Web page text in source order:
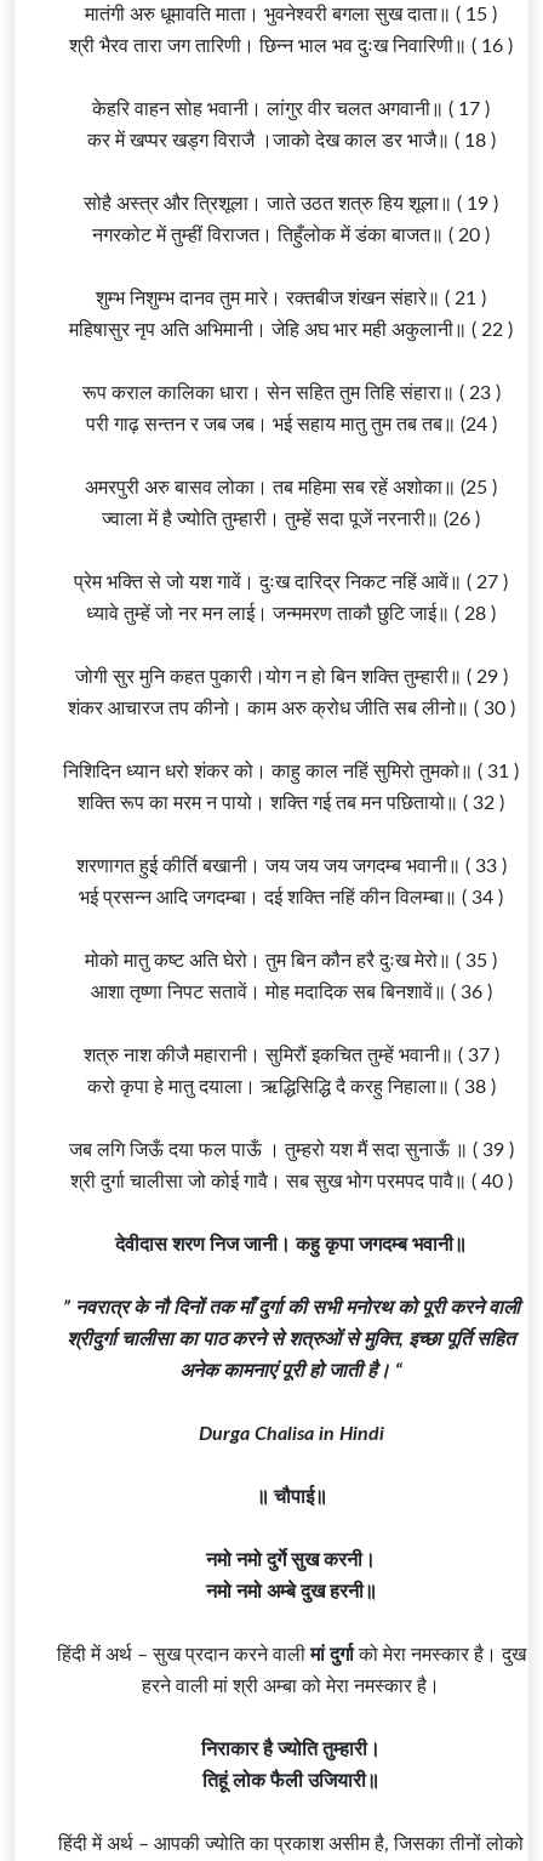
मातंगी अरु धूमावति माता। भुवनेश्वरी बगला सुख दाता॥ ( 15 )
श्री भैरवतारा जग तारिणी। छिन्न भाल भव दुःख निवारिणी॥ ( 16 )
केहरि वाहन सोह भवानी। लांगुर वीर चलत अगवानी॥ ( 17 )
कर में खप्पर खड्ग विराजै ।जाको देख काल डर भाजै॥ ( 18 )
सोहै अस्त्र और त्रिशूला। जाते उठत शत्रु हिय शूला॥ ( 19 )
नगरकोट में तुम्हीं विराजत। तिहुँलोक में डंका बाजत॥ ( 20 )
शुम्भ निशुम्भ दानव तुम मारे। रक्तबीज शंखन संहारे॥ ( 21 )
महिषासुर नृप अति अभिमानी। जेहि अघ भार मही अकुलानी॥ ( 22 )
रूप कराल कालिका धारा। सेन सहित तुम तिहि संहारा॥ ( 23 )
परी गाढ़ सन्तन र जब जब। भई सहाय मातु तुम तब तब॥ (24 )
अमरपुरी अरु बासव लोका। तब महिमा सब रहें अशोका॥ (25 )
ज्वालामें है ज्योति तुम्हारी। तुम्हें सदा पूजें नरनारी॥ (26 )
प्रेम भक्ति से जो यश गावें। दुःख दारिद्र निकट नहिं आवें॥ ( 27 )
ध्यावे तुम्हें जो नर मन लाई। जन्ममरण ताकौ छुटि जाई॥ ( 28 )
जोगी सुर मुनि कहत पुकारी।योग न हो बिन शक्ति तुम्हारी॥ ( 29 )
शंकरआचारज तप कीनो। काम अरु क्रोध जीति सब लीनो॥ ( 30 )
निशिदिन ध्यान धरोशंकरको। काहु काल नहिं सुमिरो तुमको॥ ( 31 )
शक्ति रूप का मरम न पायो। शक्ति गई तब मन पछितायो॥ ( 32 )
शरणागत हुई कीर्ति बखानी। जय जय जय जगदम्ब भवानी॥ ( 33 )
भई प्रसन्न आदि जगदम्बा। दई शक्ति नहिं कीन विलम्बा॥ ( 34 )
मोको मातु कष्ट अति घेरो। तुम बिन कौन हरै दुःख मेरो॥ ( 35 )
आशा तृष्णा निपट सतावें। मोह मदादिक सब बिनशावें॥ ( 36 )
शत्रु नाश कीजै महारानी। सुमिरौं इकचित तुम्हें भवानी॥ ( 37 )
करो कृपा हे मातु दयाला। ऋद्धिसिद्धि दै करहु निहाला॥ ( 38 )
जब लगि जिऊँ दया फल पाऊँ । तुम्हरो यश मैं सदा सुनाऊँ ॥ ( 39 )
श्री दुर्गा चालीसा जो कोई गावै। सब सुख भोग परमपद पावै॥ ( 40 )
देवीदास शरण निज जानी। कहु कृपा जगदम्ब भवानी॥
” नवरात्रके नौ दिनों तक माँ दुर्गा की सभी मनोरथ को पूरी करने वाली
श्रीदुर्गा चालीसा का पाठ करने से शत्रुओं से मुक्ति, इच्छा पूर्ति सहित
अनेक कामनाएं पूरी हो जाती है। “
Durga Chalisa in Hindi
॥ चौपाई॥
नमो नमो दुर्गे सुख करनी।
नमो नमो अम्बे दुख हरनी॥
हिंदी में अर्थ – सुख प्रदान करने वालीमां दुर्गाको मेरा नमस्कार है। दुख
हरने वाली मां श्री अम्बाको मेरा नमस्कार है।
निराकार है ज्योति तुम्हारी।
तिहूं लोक फैली उजियारी॥
हिंदी में अर्थ – आपकी ज्योति का प्रकाश असीम है, जिसका तीनों लोको